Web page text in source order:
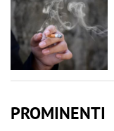
PROMINENTI